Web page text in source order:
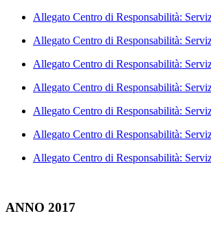
Allegato Centro di Responsabilità:
Allegato Centro di Responsabilità:
Allegato Centro di Responsabilità:
Allegato Centro di Responsabilità:
Allegato Centro di Responsabilità:
Allegato Centro di Responsabilità:
Allegato Centro di Responsabilità:
ANNO 2017